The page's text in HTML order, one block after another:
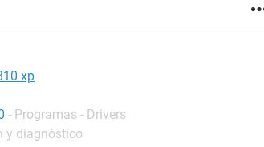
xp
- Programas - Drivers
y diagnóstico